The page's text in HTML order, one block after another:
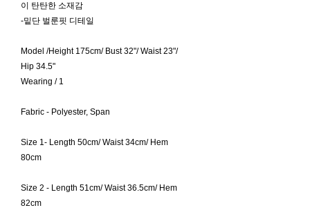
이 탄탄한 소재감
-밑단 벌룬핏 디테일
Model /Height 175cm/ Bust 32"/ Waist 23"/
Hip 34.5"
Wearing / 1
Fabric - Polyester, Span
Size 1- Length 50cm/ Waist 34cm/ Hem
80cm
Size 2 - Length 51cm/ Waist 36.5cm/ Hem
82cm